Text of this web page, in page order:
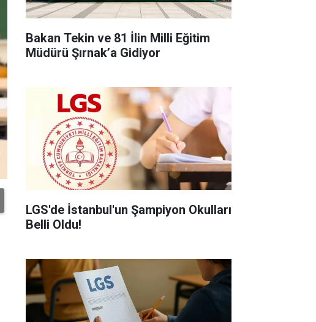
Bakan Tekin ve 81 İlin Milli Eğitim
Müdürü Şırnak’a Gidiyor
LGS'de İstanbul'un Şampiyon Okulları
Belli Oldu!